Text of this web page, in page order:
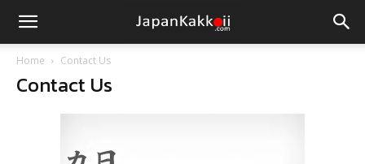
Home Contact Us
Contact Us